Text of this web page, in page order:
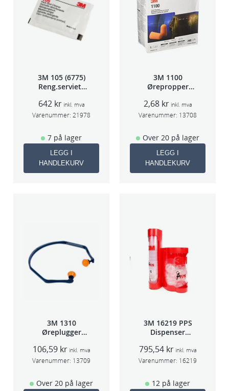
3M 105 (6775)
Reng.serviett
642 kr inkl. mva
Varenummer: 21978
7 på lager
LEGG I
HANDLEKURV
3M 1100
Ørepropper
2,68 kr inkl. mva
Varenummer: 13708
Over 20 på lager
LEGG I
HANDLEKURV
3M 1310
Øreplugger
106,59 kr inkl. mva
Varenummer: 13709
Over 20 på lager
3M 16219 PPS
Dispenser
(Large,Std og
Midi)
795,54 kr inkl. mva
Varenummer: 16219
12 på lager